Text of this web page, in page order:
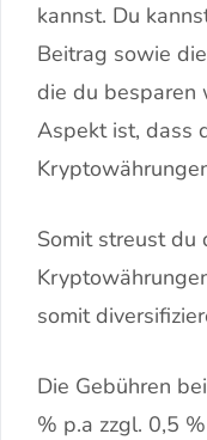
kannst. Du
Beitrag sowie
die du besparen
Aspekt ist, dass
Somit streust du
somit
Die Gebühren
% p.a zzgl. 0,5